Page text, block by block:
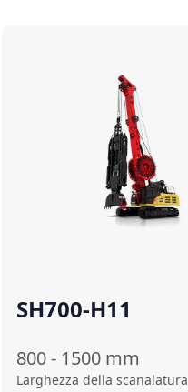
SH700-H11
800 - 1500 mm
Larghezza della scanalatura